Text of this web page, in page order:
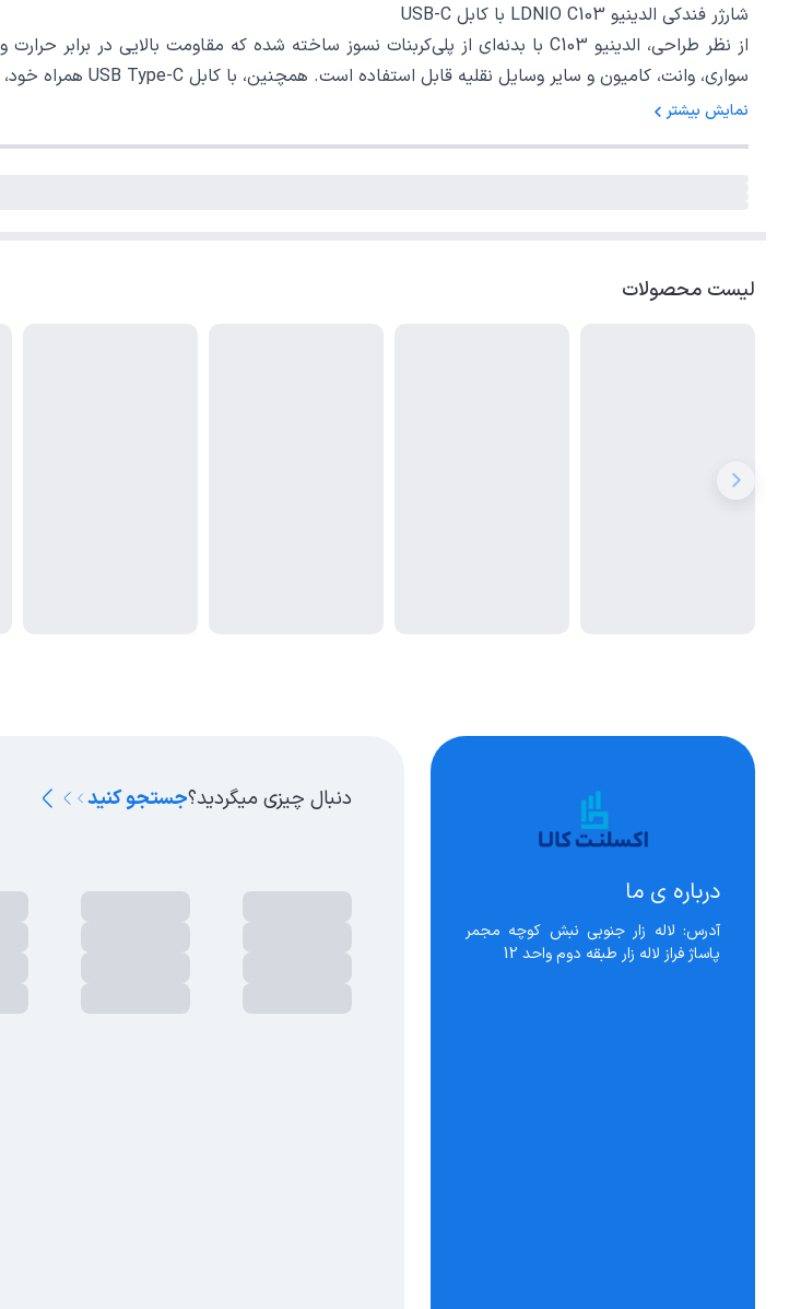
شارژر فندکی الدینیو LDNIO C103 با کابل USB-C
سواری، وانت، کامیون و سایر وسایل نقلیه قابل استفاده است. همچنین، با کابل USB Type-C همراه خود، یک تجربه کامل و بدون نیاز به لوازم جانبی اضافه را برای کاربران فراهم می‌کند.
نمایش بیشتر
لیست محصولات
درباره ی ما
پاساژ فراز لاله زار طبقه دوم واحد 12
دنبال چیزی میگردید؟جستجو کنید